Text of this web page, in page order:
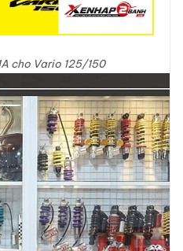
cho Vario 125/150